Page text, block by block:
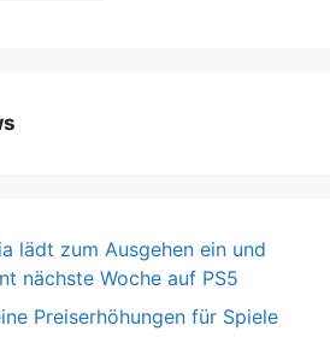
lädt zum Ausgehen ein und
nächste Woche auf PS5
Preiserhöhungen für Spiele